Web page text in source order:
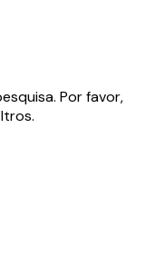
Por favor,